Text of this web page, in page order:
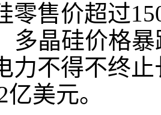
零售价超过
多晶硅价格
力不得不终
亿美元。